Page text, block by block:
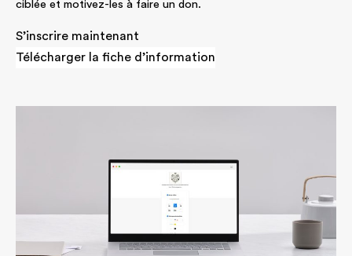
ciblée et motivez-les à faire un don.
S’inscrire maintenant
Télécharger la fiche d’information